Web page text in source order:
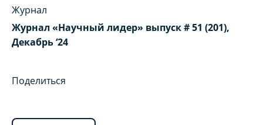
Журнал
Журнал «Научный лидер» выпуск # 51 (201),
Декабрь ‘24
Поделиться